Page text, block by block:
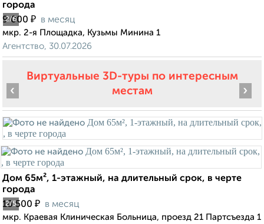
2/6
города
9 000 ₽ в месяц
мкр. 2-я Площадка, Кузьмы Минина 1
Агентство, 30.07.2026
Виртуальные 3D-туры по интересным
местам
2/5
‹ ›
Дом 65м², 1-этажный, на длительный срок, в черте
города
10 500 ₽ в месяц
мкр. Краевая Клиническая Больница, проезд 21 Партсъезда 1